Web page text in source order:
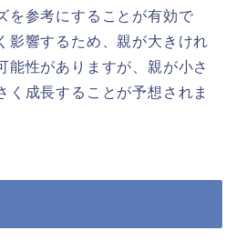
を参考にすることが有効で
影響するため、親が大きけれ
能性がありますが、親が小さ
く成長することが予想されま